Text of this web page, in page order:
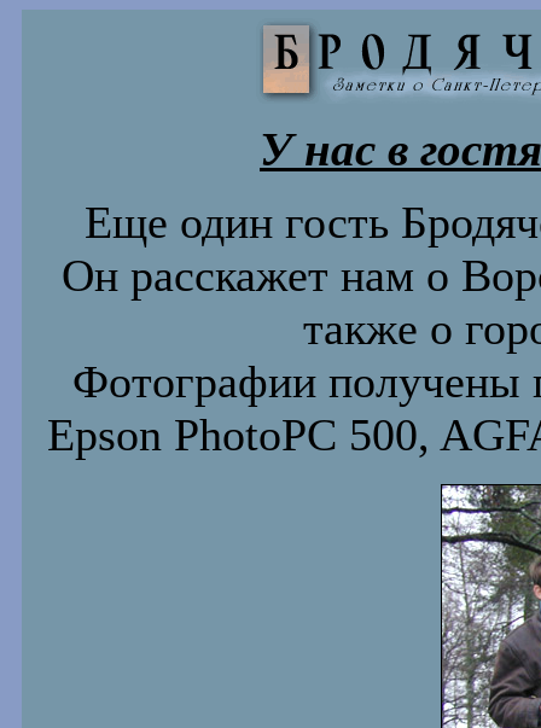
У нас в
Еще один гость
Он расскажет нам о
также о
Фотографии
Epson PhotoPC 500,